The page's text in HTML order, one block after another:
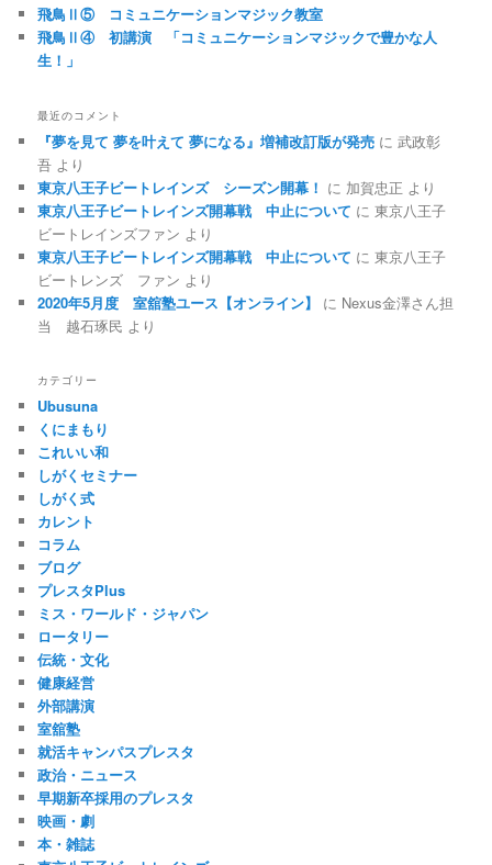
飛鳥Ⅱ⑤ コミュニケーションマジック教室
飛鳥Ⅱ④ 初講演 「コミュニケーションマジックで豊かな人
生！」
最近のコメント
『夢を見て 夢を叶えて 夢になる』増補改訂版が発売 に武政彰
吾 より
東京八王子ビートレインズ シーズン開幕！ に 加賀忠正 より
東京八王子ビートレインズ開幕戦 中止について に東京八王子
ビートレインズファン より
東京八王子ビートレインズ開幕戦 中止について に東京八王子
ビートレンズ ファン より
2020年5月度 室舘塾ユース【オンライン】
に Nexus金澤さん担
当 越石琢民 より
カテゴリー
Ubusuna
くにまもり
これいい和
しがくセミナー
しがく式
カレント
コラム
ブログ
プレスタPlus
ミス・ワールド・ジャパン
ロータリー
伝統・文化
健康経営
外部講演
室舘塾
就活キャンパスプレスタ
政治・ニュース
早期新卒採用のプレスタ
映画・劇
本・雑誌